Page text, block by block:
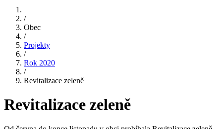
/
Obec
/
Projekty
/
Rok 2020
/
Revitalizace zeleně
Revitalizace zeleně